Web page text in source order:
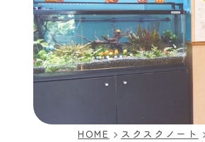
HOME スクスクノート